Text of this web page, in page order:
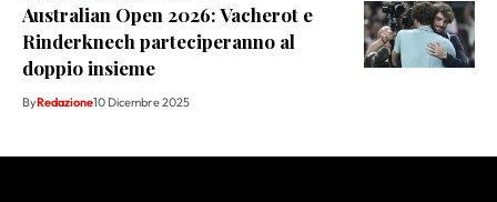
Australian Open 2026: Vacherot e
Rinderknech parteciperanno al
doppio insieme
ByRedazione10 Dicembre 2025